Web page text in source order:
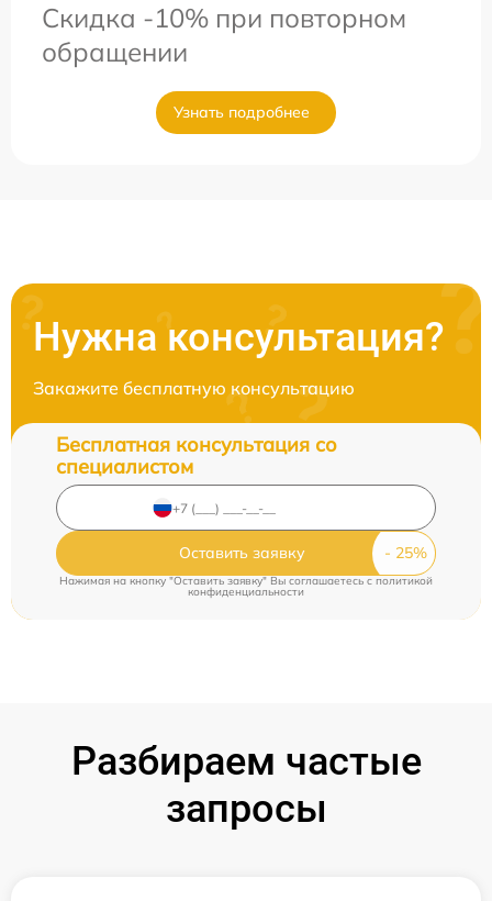
Скидка -10% при повторном
обращении
Узнать подробнее
Нужна консультация?
Закажите бесплатную консультацию
Бесплатная консультация со
специалистом
Оставить заявку
Нажимая на кнопку "Оставить заявку" Вы соглашаетесь c политикой
конфиденциальности
Разбираем частые
запросы